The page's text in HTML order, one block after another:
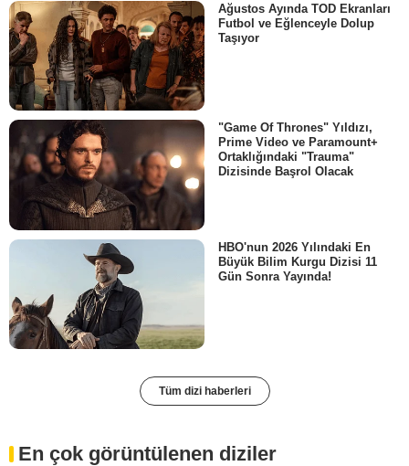
Ağustos Ayında TOD Ekranları
Futbol ve Eğlenceyle Dolup
Taşıyor
"Game Of Thrones" Yıldızı,
Prime Video ve Paramount+
Ortaklığındaki "Trauma"
Dizisinde Başrol Olacak
HBO'nun 2026 Yılındaki En
Büyük Bilim Kurgu Dizisi 11
Gün Sonra Yayında!
Tüm dizi haberleri
En çok görüntülenen diziler